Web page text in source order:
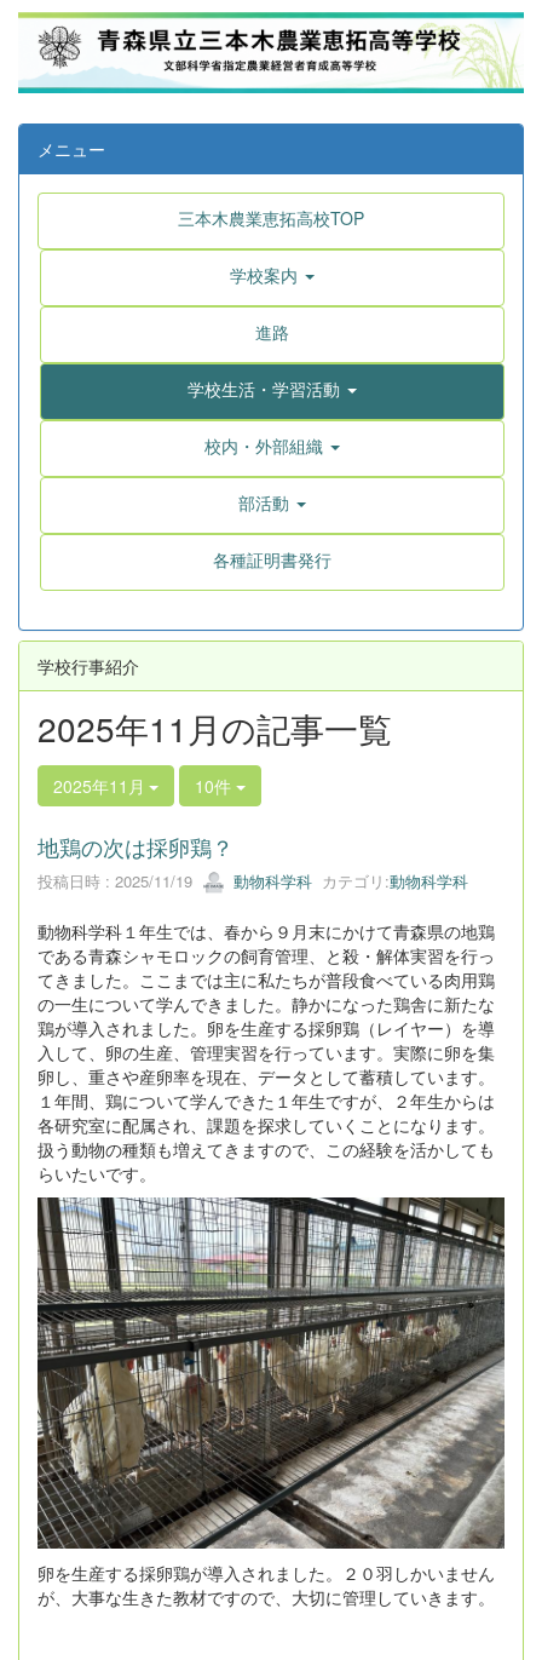
メニュー
三本木農業恵拓高校TOP
学校案内
進路
学校生活・学習活動
校内・外部組織
部活動
各種証明書発行
学校行事紹介
2025年11月の記事一覧
2025年11月 10件
地鶏の次は採卵鶏？
投稿日時 : 2025/11/19 動物科学科 カテゴリ:動物科学科
動物科学科１年生では、春から９月末にかけて青森県の地鶏
である青森シャモロックの飼育管理、と殺・解体実習を行っ
てきました。ここまでは主に私たちが普段食べている肉用鶏
の一生について学んできました。静かになった鶏舎に新たな
鶏が導入されました。卵を生産する採卵鶏（レイヤー）を導
入して、卵の生産、管理実習を行っています。実際に卵を集
卵し、重さや産卵率を現在、データとして蓄積しています。
１年間、鶏について学んできた１年生ですが、２年生からは
各研究室に配属され、課題を探求していくことになります。
扱う動物の種類も増えてきますので、この経験を活かしても
らいたいです。
卵を生産する採卵鶏が導入されました。２０羽しかいません
が、大事な生きた教材ですので、大切に管理していきます。